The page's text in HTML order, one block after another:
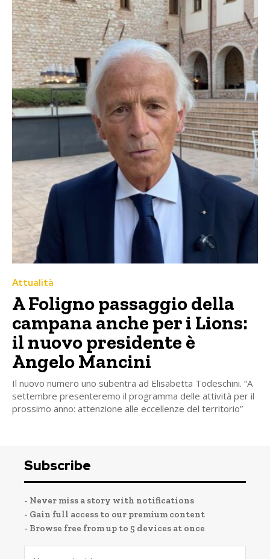
Attualità
A Foligno passaggio della
campana anche per i Lions:
il nuovo presidente è
Angelo Mancini
Il nuovo numero uno subentra ad Elisabetta Todeschini. “A
settembre presenteremo il programma delle attività per il
prossimo anno: attenzione alle eccellenze del territorio”
Subscribe
- Never miss a story with notifications
- Gain full access to our premium content
- Browse free from up to 5 devices at once